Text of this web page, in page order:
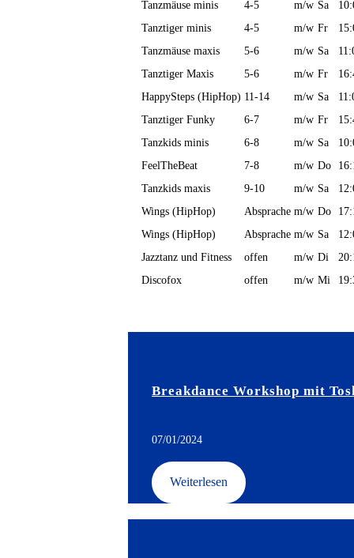
Tanzmäuse minis
4-5 m/w Sa
Tanztiger minis
4-5 m/w Fr
Tanzmäuse maxis
5-6 m/w Sa
Tanztiger Maxis
5-6 m/w Fr
HappySteps (HipHop) 11-14 m/w Sa
Tanztiger Funky
6-7 m/w Fr
Tanzkids minis
6-8 m/w Sa
FeelTheBeat
7-8 m/w Do
Tanzkids maxis
9-10 m/w Sa
Wings (HipHop)
Absprache m/w Do
Wings (HipHop)
Absprache m/w Sa
Jazztanz und Fitness
offen m/w Di
Discofox
offen m/w Mi
Breakdance Workshop mit
07/01/2024
Weiterlesen